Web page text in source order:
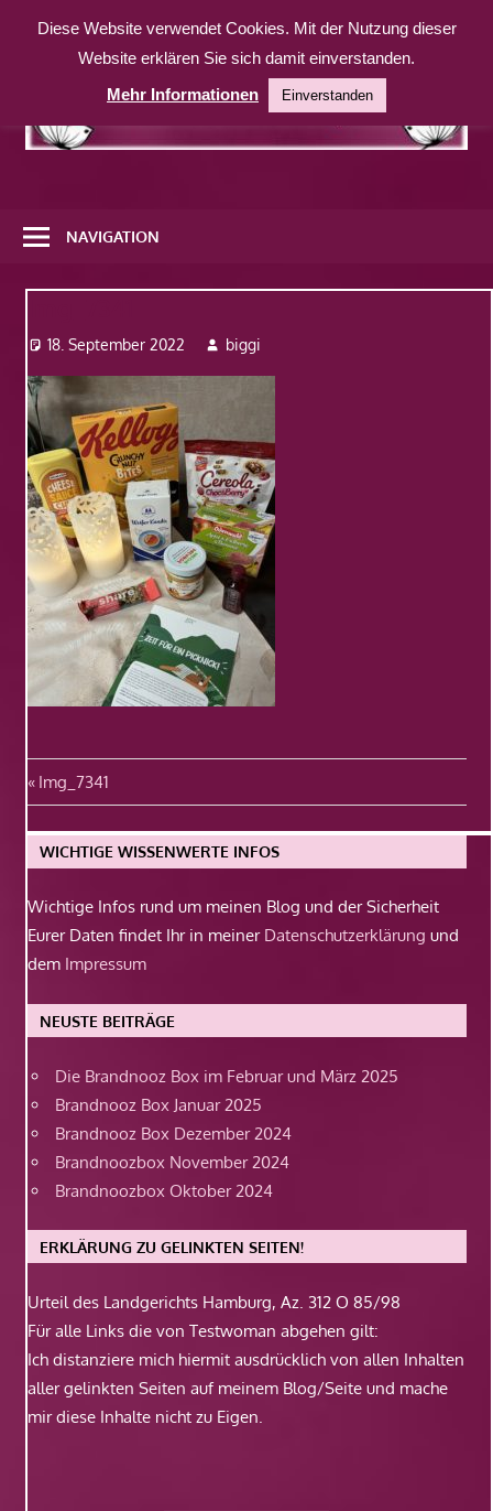
Inhalt
weitere
Website
NAVIGATION
18. September 2022 biggi
Beitragsnavigation
Vorheriger
Beitrag:
Img_7341
WICHTIGE WISSENWERTE INFOS
Wichtige Infos rund um meinen Blog und der Sicherheit
Eurer Daten findet Ihr in meiner Datenschutzerklärung und
dem Impressum
NEUSTE BEITRÄGE
Die Brandnooz Box im Februar und März 2025
Brandnooz Box Januar 2025
Brandnooz Box Dezember 2024
Brandnoozbox November 2024
Brandnoozbox Oktober 2024
ERKLÄRUNG ZU GELINKTEN SEITEN!
Urteil des Landgerichts Hamburg, Az. 312 O 85/98
Für alle Links die von Testwoman abgehen gilt:
Ich distanziere mich hiermit ausdrücklich von allen Inhalten
aller gelinkten Seiten auf meinem Blog/Seite und mache
mir diese Inhalte nicht zu Eigen.
Diese Website verwendet Cookies. Mit der Nutzung dieser
Website erklären Sie sich damit einverstanden.
Mehr Informationen
Einverstanden